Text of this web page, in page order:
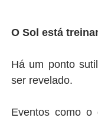
O Sol está
Há um ponto
ser revelado.
Eventos como o